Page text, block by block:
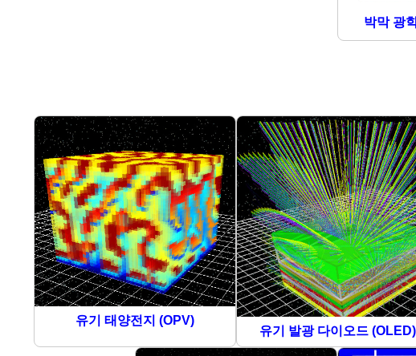
박막 광
유기 태양전지 (OPV)
유기 발광 다이오드 (OLED)